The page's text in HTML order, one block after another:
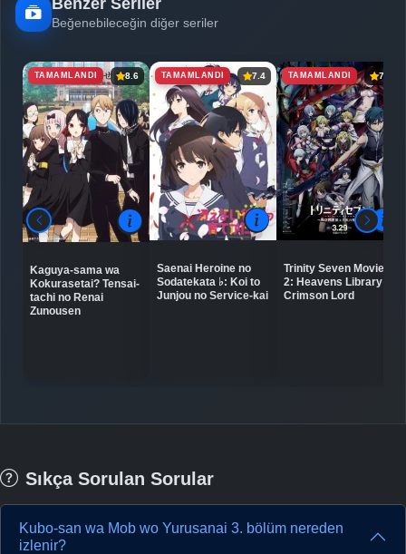
Beğenebileceğin diğer seriler
TAMAMLANDI 8.6
Kaguya-sama wa
Kokurasetai? Tensai-
tachi no Renai
Zunousen
TAMAMLANDI 7.4
Saenai Heroine no
Sodatekata ♭: Koi to
Junjou no Service-kai
TAMAMLANDI 7.3
Trinity Seven Movie
2: Heavens Library to
Crimson Lord
Sıkça Sorulan Sorular
Kubo-san wa Mob wo Yurusanai 3. bölüm nereden
izlenir?